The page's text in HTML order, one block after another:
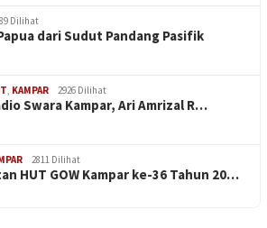
Dilihat
dari Sudut Pandang Pasifik
KAMPAR 2926 Dilihat
Swara Kampar, Ari Amrizal R…
2811 Dilihat
HUT GOW Kampar ke-36 Tahun 20…